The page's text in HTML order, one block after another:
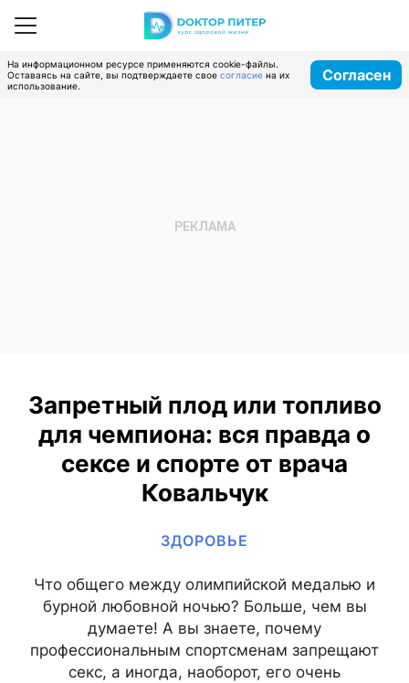
На информационном ресурсе применяются cookie-файлы.
Оставаясь на сайте, вы подтверждаете свое согласие на их
использование.
Согласен
Запретный плод или топливо
для чемпиона: вся правда о
сексе и спорте от врача
Ковальчук
ЗДОРОВЬЕ
Что общего между олимпийской медалью и
бурной любовной ночью? Больше, чем вы
думаете! А вы знаете, почему
профессиональным спортсменам запрещают
секс, а иногда, наоборот, его очень